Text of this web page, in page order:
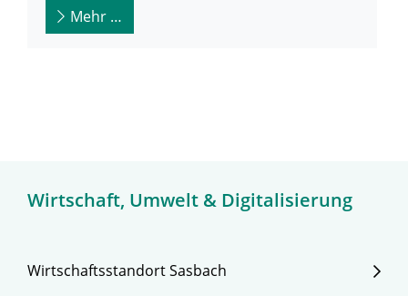
Wirtschaft, Umwelt & Digitalisierung
Wirtschaftsstandort Sasbach
Mehr …